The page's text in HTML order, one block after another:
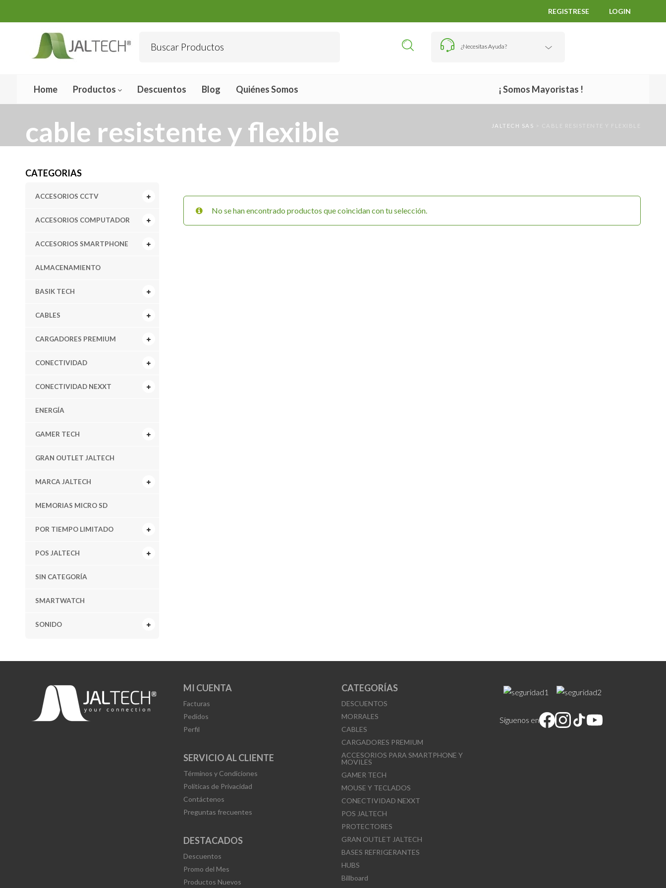
REGISTRESE LOGIN
¿Necesitas Ayuda?
Home Productos Descuentos Blog Quiénes Somos ¡ Somos Mayoristas !
JALTECH SAS CABLE RESISTENTE Y FLEXIBLE
cable resistente y flexible
CATEGORIAS
ACCESORIOS CCTV
ACCESORIOS COMPUTADOR
ACCESORIOS SMARTPHONE
ALMACENAMIENTO
BASIK TECH
CABLES
CARGADORES PREMIUM
CONECTIVIDAD
CONECTIVIDAD NEXXT
ENERGÍA
GAMER TECH
GRAN OUTLET JALTECH
MARCA JALTECH
MEMORIAS MICRO SD
POR TIEMPO LIMITADO
POS JALTECH
SIN CATEGORÍA
SMARTWATCH
SONIDO
No se han encontrado productos que coincidan con tu selección.
MI CUENTA
Facturas
Pedidos
Perfil
SERVICIO AL CLIENTE
Términos y Condiciones
Políticas de Privacidad
Contáctenos
Preguntas frecuentes
DESTACADOS
Descuentos
Promo del Mes
Productos Nuevos
CATEGORÍAS
DESCUENTOS
MORRALES
CABLES
CARGADORES PREMIUM
ACCESORIOS PARA SMARTPHONE Y
MOVILES
GAMER TECH
MOUSE Y TECLADOS
CONECTIVIDAD NEXXT
POS JALTECH
PROTECTORES
GRAN OUTLET JALTECH
BASES REFRIGERANTES
HUBS
Billboard
Síguenos en